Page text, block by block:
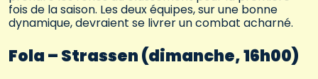
fois de la saison. Les deux équipes, sur une bonne
dynamique, devraient se livrer un combat acharné.
Fola – Strassen (dimanche, 16h00)